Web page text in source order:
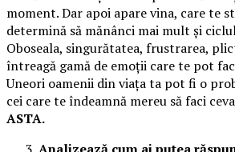
moment. Dar apoi apare vina, care te
determină să mănânci mai mult și
Oboseala, singurătatea, frustrarea,
întreagă gamă de emoții care te pot
Uneori oamenii din viața ta pot fi o
cei care te îndeamnă mereu să faci ceva
ASTA.